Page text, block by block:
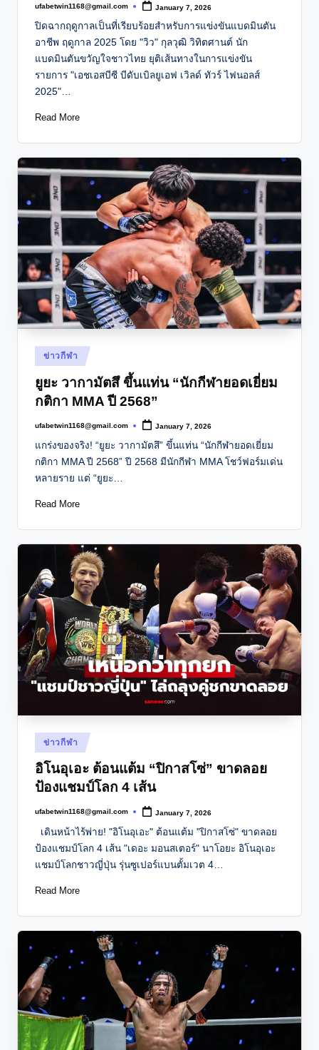
Posted
ufabetwin1168@gmail.com January 7, 2026
ปิดฉากฤดูกาลเป็นที่เรียบร้อยสำหรับการแข่งขันแบดมินตัน
อาชีพ ฤดูกาล 2025 โดย "วิว" กุลวุฒิ วิทิตศานต์ นัก
แบดมินตันขวัญใจชาวไทย ยุติเส้นทางในการแข่งขัน
รายการ "เอชเอสบีซี บีดับเบิลยูเอฟ เวิลด์ ทัวร์ ไฟนอลส์
2025"…
Read More
Posted
in
ข่าวกีฬา
ยูยะ วากามัตสึ ขึ้นแท่น “นักกีฬายอดเยี่ยม
กติกา MMA ปี 2568”
Posted
ufabetwin1168@gmail.com January 7, 2026
แกร่งของจริง! “ยูยะ วากามัตสึ” ขึ้นแท่น “นักกีฬายอดเยี่ยม
กติกา MMA ปี 2568” ปี 2568 มีนักกีฬา MMA โชว์ฟอร์มเด่น
หลายราย แต่ “ยูยะ…
Read More
Posted
in
ข่าวกีฬา
อิโนอุเอะ ต้อนแต้ม “ปิกาสโซ่” ขาดลอย
ป้องแชมป์โลก 4 เส้น
Posted
ufabetwin1168@gmail.com January 7, 2026
เดินหน้าไร้พ่าย! "อิโนอุเอะ" ต้อนแต้ม "ปิกาสโซ่" ขาดลอย
ป้องแชมป์โลก 4 เส้น "เดอะ มอนสเตอร์" นาโอยะ อิโนอุเอะ
แชมป์โลกชาวญี่ปุ่น รุ่นซูเปอร์แบนตั้มเวต 4…
Read More